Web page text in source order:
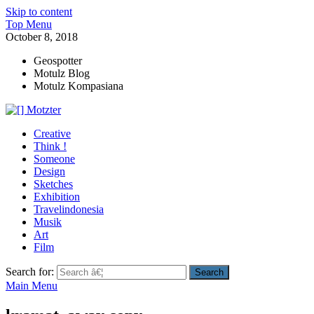
Skip to content
Top Menu
October 8, 2018
Geospotter
Motulz Blog
Motulz Kompasiana
[] Motzter
Cerita Ide Kreatif
Creative
Think !
Someone
Design
Sketches
Exhibition
Travelindonesia
Musik
Art
Film
Search for:
Main Menu